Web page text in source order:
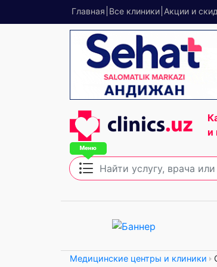
Главная Все клиники Акции и
и
Медицинские центры и клиники